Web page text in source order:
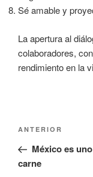
Sé amable y
La apertura al
colaboradores,
rendimiento en la
Navegación
entradas
Entrada
anterior:
ANTERIOR
México es
carne